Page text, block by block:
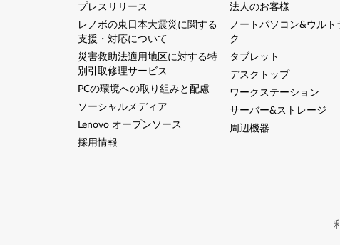
プレスリリース
レノボの東日本大震災に関する
支援・対応について
災害救助法適用地区に対する特
別引取修理サービス
PCの環境への取り組みと配慮
ソーシャルメディア
Lenovo オープンソース
採用情報
法人のお客様
ノートパソコン&ウルト
ク
タブレット
デスクトップ
ワークステーション
サーバー&ストレージ
周辺機器